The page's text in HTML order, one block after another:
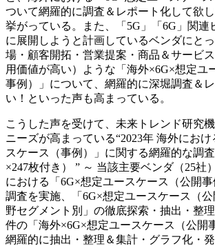
ついて網羅的に調査＆レポート化して欲
挙がっている。また、「5G」「6G」関連
に展開しようと計画しているベンダにと
場・顧客開拓・営業提案・商品＆サービ
用価値が高い）ような「海外×6G×想定ユ
事例）」について、網羅的に深堀調査＆
い！といった声も高まっている。
こうした声を受けて、未来トレンド研究
ニーズが高まっている“2023年 海外にお
スケース（事例）」に関する網羅的な調
×247枚付き） ” ～ 当該主要ベンダ（25社
における「6G×想定ユースケース（公開
調査を実施、「6G×想定ユースケース（
野セグメント別」の徹底探索・抽出・整
件の「海外×6G×想定ユースケース（公開
網羅的に抽出・整理＆集計・グラフ化・